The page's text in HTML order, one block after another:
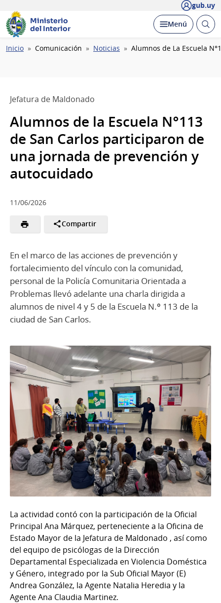
gub.uy
Ministerio
del Interior
Desplegar
Menú Abrir
Ruta
Inicio Comunicación Noticias Alumnos de La Escuela
Jefatura de Maldonado
Alumnos de la Escuela N°113
de San Carlos participaron de
una jornada de prevención y
autocuidado
11/06/2026
Compartir
En el marco de las acciones de prevención y
fortalecimiento del vínculo con la comunidad,
personal de la Policía Comunitaria Orientada a
Problemas llevó adelante una charla dirigida a
alumnos de nivel 4 y 5 de la Escuela N.º 113 de la
ciudad de San Carlos.
La actividad contó con la participación de la Oficial
Principal Ana Márquez, perteneciente a la Oficina de
Estado Mayor de la Jefatura de Maldonado , así como
del equipo de psicólogas de la Dirección
Departamental Especializada en Violencia Doméstica
y Género, integrado por la Sub Oficial Mayor (E)
Andrea González, la Agente Natalia Heredia y la
Agente Ana Claudia Martinez.